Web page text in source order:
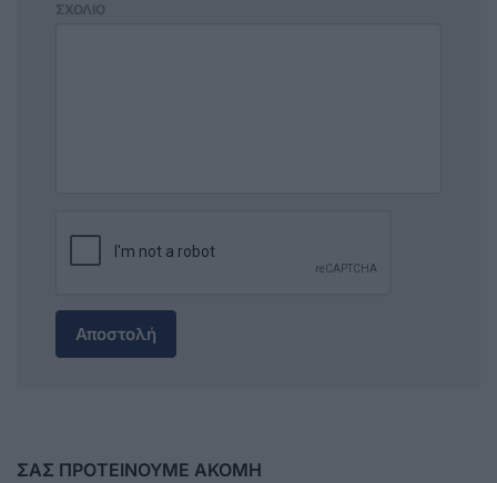
ΣΧΟΛΙΟ
Αποστολή
ΣΑΣ ΠΡΟΤΕΙΝΟΥΜΕ ΑΚΟΜΗ